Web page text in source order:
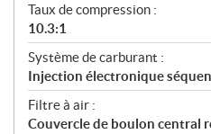
Taux de compression :
10.3:1
Système de carburant :
Injection électronique
Filtre à air :
Couvercle de boulon central